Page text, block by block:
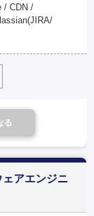
/ CDN /
る
アエンジニ